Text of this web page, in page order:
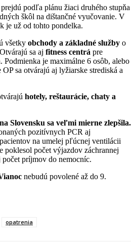
podľa plánu žiaci druhého stupňa
škôl na dištančné vyučovanie. V
je už od tohto pondelka.
všetky obchody a základné služby o
sa aj fitness centrá pre
Podmienka je maximálne 6 osôb, alebo
sa otvárajú aj lyžiarske strediská a
hotely, reštaurácie, chaty a
Slovensku sa veľmi mierne zlepšila.
pozitívnych PCR aj
na umelej pľúcnej ventilácii
poklesol počet výjazdov záchrannej
príjmov do nemocníc.
nebudú povolené až do 9.
opatrenia